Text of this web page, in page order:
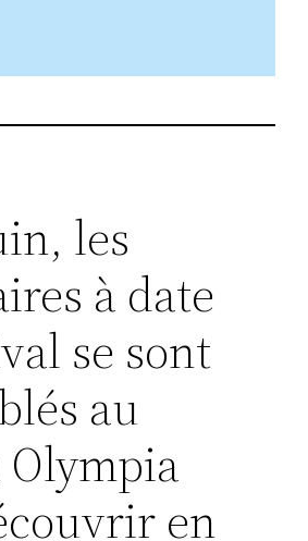
les
à date
se sont
au
en